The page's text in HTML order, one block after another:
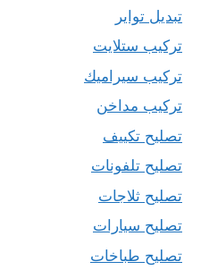
تبديل تواير
تركيب ستلايت
تركيب سيراميك
تركيب مداخن
تصليح تكييف
تصليح تلفونات
تصليح ثلاجات
تصليح سيارات
تصليح طباخات